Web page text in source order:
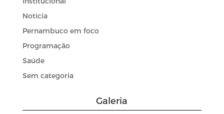
Noticia
Pernambuco em foco
Programação
Saúde
Sem categoria
Galeria